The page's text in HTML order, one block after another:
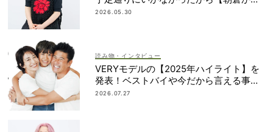
みさん】
2026.05.30
読み物・インタビュー
VERYモデルの【2025年ハイライト】を
発表！ベストバイや今だから言える事件
簿も大公開
2026.07.27